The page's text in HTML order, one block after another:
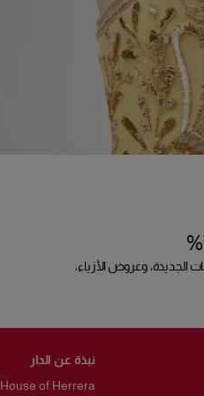
الجديدة، وعروض الأزياء،
نبذة عن الدار
House of Herrera